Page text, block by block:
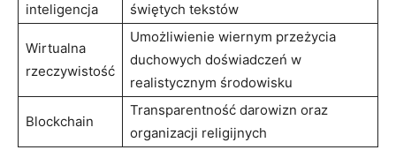
inteligencja
świętych tekstów
Wirtualna
rzeczywistość
Umożliwienie wiernym przeżycia
duchowych doświadczeń w
realistycznym środowisku
Blockchain
Transparentność darowizn oraz
organizacji religijnych